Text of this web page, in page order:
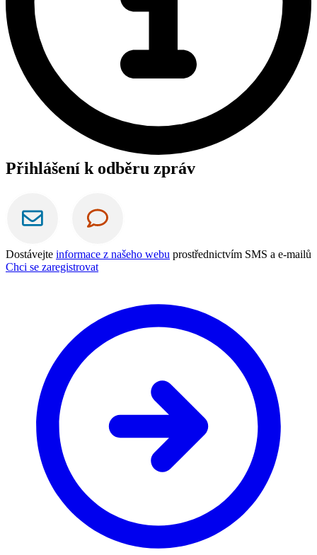
Přihlášení k odběru zpráv
Dostávejte informace z našeho webu prostřednictvím SMS a e-mailů
Chci se zaregistrovat